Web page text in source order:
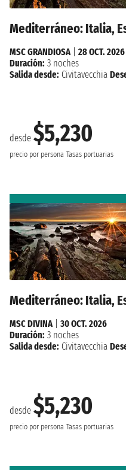
Mediterráneo: Italia,
desde $5,230
precio por persona Tasas portuarias
MSC GRANDIOSA| 28 OCT. 2026
Duración: 3 noches
Salida desde: Civitavecchia
Mediterráneo: Italia,
desde $5,230
precio por persona Tasas portuarias
MSC DIVINA| 30 OCT. 2026
Duración: 3 noches
Salida desde: Civitavecchia